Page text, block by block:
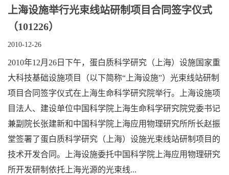
上海设施举行光束线站研制项目合同签字仪式
（101226）
2010-12-26
2010年12月26日下午，蛋白质科学研究（上海）设施国家重
大科技基础设施项目（以下简称“上海设施”）光束线站研制
项目合同签字仪式在上海生命科学研究院举行。上海设施项
目法人、建设单位中国科学院上海生命科学研究院党委书记
兼副院长张建新和中国科学院上海应用物理研究所所长赵振
堂签署了蛋白质科学研究（上海）设施光束线站研制项目的
技术开发合同。上海设施委托中国科学院上海应用物理研究
所开发研制依托上海光源的光束线...